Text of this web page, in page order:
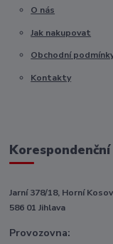
O nás
Jak nakupovat
Obchodní
Kontakty
Jarní 378/18, Horní Kosov
586 01 Jihlava
Provozovna: